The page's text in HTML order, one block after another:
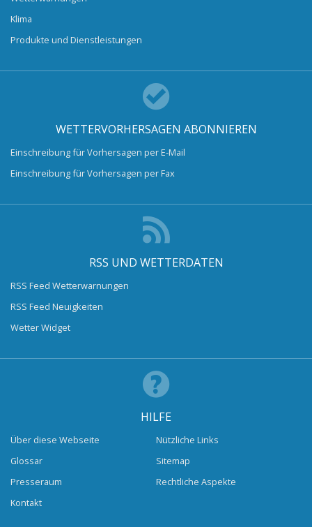
Klima
Produkte und Dienstleistungen
WETTERVORHERSAGEN ABONNIEREN
Einschreibung für Vorhersagen per E-Mail
Einschreibung für Vorhersagen per Fax
RSS UND WETTERDATEN
RSS Feed Wetterwarnungen
RSS Feed Neuigkeiten
Wetter Widget
HILFE
Über diese Webseite
Glossar
Presseraum
Kontakt
Nützliche Links
Sitemap
Rechtliche Aspekte